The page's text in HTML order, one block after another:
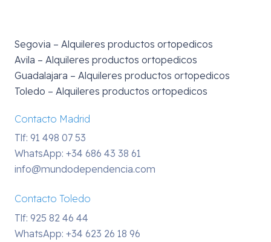
Segovia – Alquileres productos ortopedicos
Avila – Alquileres productos ortopedicos
Guadalajara – Alquileres productos ortopedicos
Toledo – Alquileres productos ortopedicos
Contacto Madrid
Tlf: 91 498 07 53
WhatsApp: +34 686 43 38 61
info@mundodependencia.com
Contacto Toledo
Tlf: 925 82 46 44
WhatsApp: +34 623 26 18 96